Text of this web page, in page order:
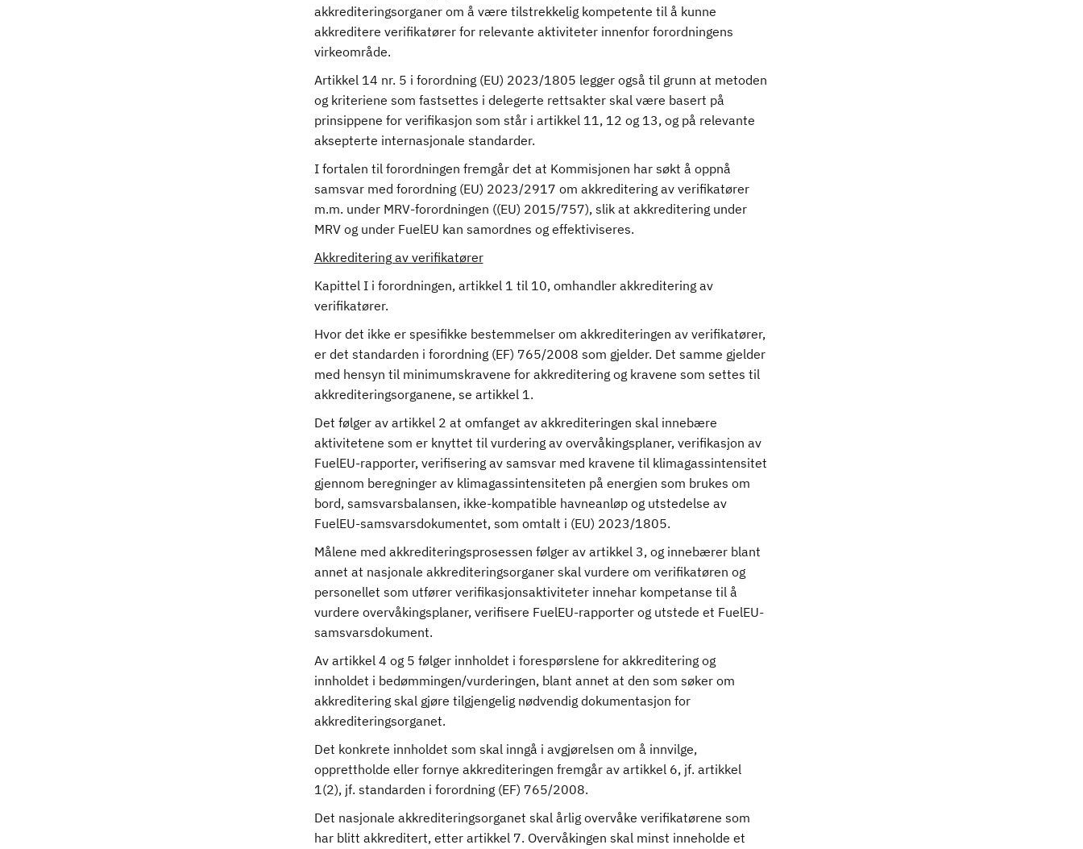
akkrediteringsorganer om å være tilstrekkelig kompetente til å kunne
akkreditere verifikatører for relevante aktiviteter innenfor forordningens
virkeområde.
Artikkel 14 nr. 5 i forordning (EU) 2023/1805 legger også til grunn at metoden
og kriteriene som fastsettes i delegerte rettsakter skal være basert på
prinsippene for verifikasjon som står i artikkel 11, 12 og 13, og på relevante
aksepterte internasjonale standarder.
I fortalen til forordningen fremgår det at Kommisjonen har søkt å oppnå
samsvar med forordning (EU) 2023/2917 om akkreditering av verifikatører
m.m. under MRV-forordningen ((EU) 2015/757), slik at akkreditering under
MRV og under FuelEU kan samordnes og effektiviseres.
Akkreditering av verifikatører
Kapittel I i forordningen, artikkel 1 til 10, omhandler akkreditering av
verifikatører.
Hvor det ikke er spesifikke bestemmelser om akkrediteringen av verifikatører,
er det standarden i forordning (EF) 765/2008 som gjelder. Det samme gjelder
med hensyn til minimumskravene for akkreditering og kravene som settes til
akkrediteringsorganene, se artikkel 1.
Det følger av artikkel 2 at omfanget av akkrediteringen skal innebære
aktivitetene som er knyttet til vurdering av overvåkingsplaner, verifikasjon av
FuelEU-rapporter, verifisering av samsvar med kravene til klimagassintensitet
gjennom beregninger av klimagassintensiteten på energien som brukes om
bord, samsvarsbalansen, ikke-kompatible havneanløp og utstedelse av
FuelEU-samsvarsdokumentet, som omtalt i (EU) 2023/1805.
Målene med akkrediteringsprosessen følger av artikkel 3, og innebærer blant
annet at nasjonale akkrediteringsorganer skal vurdere om verifikatøren og
personellet som utfører verifikasjonsaktiviteter innehar kompetanse til å
vurdere overvåkingsplaner, verifisere FuelEU-rapporter og utstede et FuelEU-
samsvarsdokument.
Av artikkel 4 og 5 følger innholdet i forespørslene for akkreditering og
innholdet i bedømmingen/vurderingen, blant annet at den som søker om
akkreditering skal gjøre tilgjengelig nødvendig dokumentasjon for
akkrediteringsorganet.
Det konkrete innholdet som skal inngå i avgjørelsen om å innvilge,
opprettholde eller fornye akkrediteringen fremgår av artikkel 6, jf. artikkel
1(2), jf. standarden i forordning (EF) 765/2008.
Det nasjonale akkrediteringsorganet skal årlig overvåke verifikatørene som
har blitt akkreditert, etter artikkel 7. Overvåkingen skal minst inneholde et